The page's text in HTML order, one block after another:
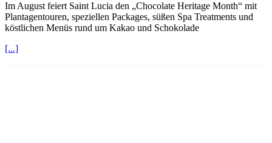
Im August feiert Saint Lucia den „Chocolate Heritage Month“ mit
Plantagentouren, speziellen Packages, süßen Spa Treatments und
köstlichen Menüs rund um Kakao und Schokolade
[...]